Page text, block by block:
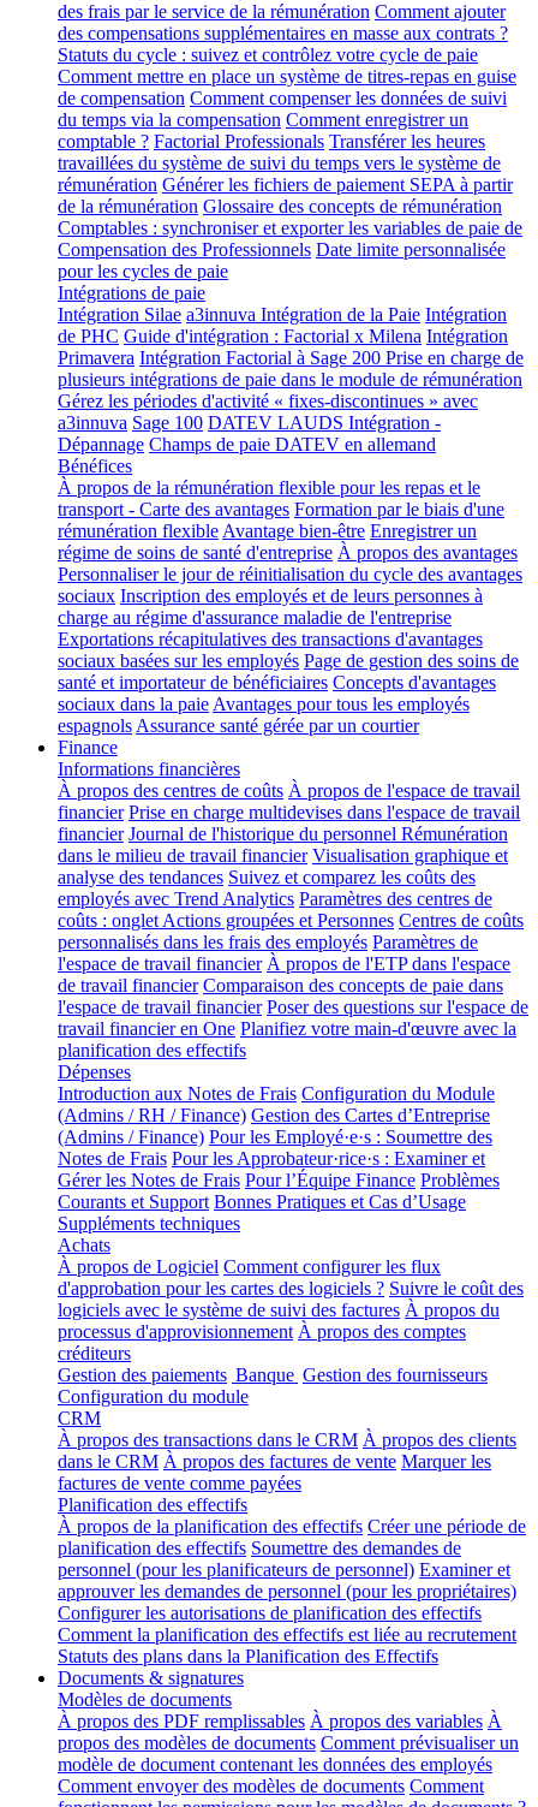
des frais par le service de la rémunération Comment ajouter
des compensations supplémentaires en masse aux contrats ?
Statuts du cycle : suivez et contrôlez votre cycle de paie
Comment mettre en place un système de titres-repas en guise
de compensation Comment compenser les données de suivi
du temps via la compensation Comment enregistrer un
comptable ? Factorial Professionals Transférer les heures
travaillées du système de suivi du temps vers le système de
rémunération Générer les fichiers de paiement SEPA à partir
de la rémunération Glossaire des concepts de rémunération
Comptables : synchroniser et exporter les variables de paie de
Compensation des Professionnels Date limite personnalisée
pour les cycles de paie
Intégrations de paie
Intégration Silae a3innuva Intégration de la Paie Intégration
de PHC Guide d'intégration : Factorial x Milena Intégration
Primavera Intégration Factorial à Sage 200 Prise en charge de
plusieurs intégrations de paie dans le module de rémunération
Gérez les périodes d'activité « fixes-discontinues » avec
a3innuva Sage 100 DATEV LAUDS Intégration -
Dépannage Champs de paie DATEV en allemand
Bénéfices
À propos de la rémunération flexible pour les repas et le
transport - Carte des avantages Formation par le biais d'une
rémunération flexible Avantage bien-être Enregistrer un
régime de soins de santé d'entreprise À propos des avantages
Personnaliser le jour de réinitialisation du cycle des avantages
sociaux Inscription des employés et de leurs personnes à
charge au régime d'assurance maladie de l'entreprise
Exportations récapitulatives des transactions d'avantages
sociaux basées sur les employés Page de gestion des soins de
santé et importateur de bénéficiaires Concepts d'avantages
sociaux dans la paie Avantages pour tous les employés
espagnols Assurance santé gérée par un courtier
Finance
Informations financières
À propos des centres de coûts À propos de l'espace de travail
financier Prise en charge multidevises dans l'espace de travail
financier Journal de l'historique du personnel Rémunération
dans le milieu de travail financier Visualisation graphique et
analyse des tendances Suivez et comparez les coûts des
employés avec Trend Analytics Paramètres des centres de
coûts : onglet Actions groupées et Personnes Centres de coûts
personnalisés dans les frais des employés Paramètres de
l'espace de travail financier À propos de l'ETP dans l'espace
de travail financier Comparaison des concepts de paie dans
l'espace de travail financier Poser des questions sur l'espace de
travail financier en One Planifiez votre main-d'œuvre avec la
planification des effectifs
Dépenses
Introduction aux Notes de Frais Configuration du Module
(Admins / RH / Finance) Gestion des Cartes d’Entreprise
(Admins / Finance) Pour les Employé·e·s : Soumettre des
Notes de Frais Pour les Approbateur·rice·s : Examiner et
Gérer les Notes de Frais Pour l’Équipe Finance Problèmes
Courants et Support Bonnes Pratiques et Cas d’Usage
Suppléments techniques
Achats
À propos de Logiciel Comment configurer les flux
d'approbation pour les cartes des logiciels ? Suivre le coût des
logiciels avec le système de suivi des factures À propos du
processus d'approvisionnement À propos des comptes
créditeurs
Gestion des paiements Banque Gestion des fournisseurs
Configuration du module
CRM
À propos des transactions dans le CRM À propos des clients
dans le CRM À propos des factures de vente Marquer les
factures de vente comme payées
Planification des effectifs
À propos de la planification des effectifs Créer une période de
planification des effectifs Soumettre des demandes de
personnel (pour les planificateurs de personnel) Examiner et
approuver les demandes de personnel (pour les propriétaires)
Configurer les autorisations de planification des effectifs
Comment la planification des effectifs est liée au recrutement
Statuts des plans dans la Planification des Effectifs
Documents & signatures
Modèles de documents
À propos des PDF remplissables À propos des variables À
propos des modèles de documents Comment prévisualiser un
modèle de document contenant les données des employés
Comment envoyer des modèles de documents Comment